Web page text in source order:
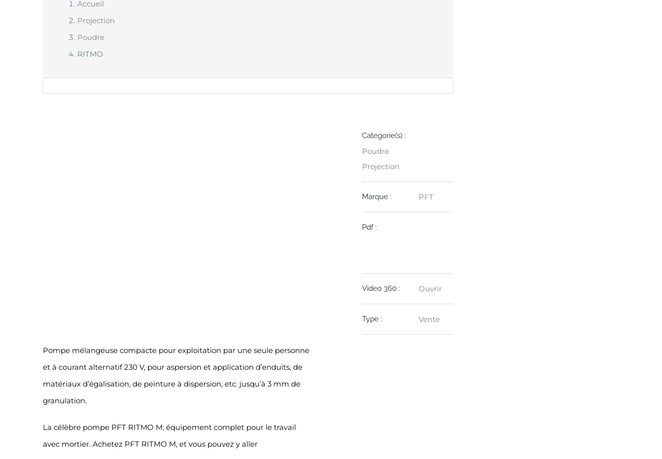
Accueil
Projection
Poudre
RITMO
Categorie(s) :
Poudre
Projection
Marque : PFT
Pdf :
Video 360 : Ouvrir
Type : Vente
Pompe mélangeuse compacte pour exploitation par une seule personne
et à courant alternatif 230 V, pour aspersion et application d’enduits, de
matériaux d’égalisation, de peinture à dispersion, etc. jusqu’à 3 mm de
granulation.
La célèbre pompe PFT RITMO M: équipement complet pour le travail
avec mortier. Achetez PFT RITMO M, et vous pouvez y aller